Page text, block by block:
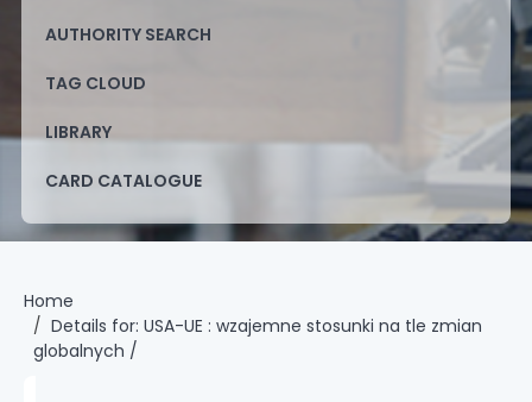
AUTHORITY SEARCH
TAG CLOUD
LIBRARY
CARD CATALOGUE
Home
Details for: USA-UE : wzajemne stosunki na tle zmian
globalnych /